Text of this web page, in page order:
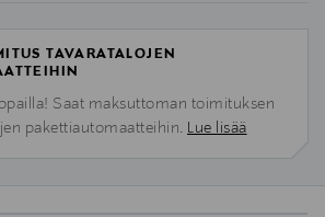
TAVARATALOJEN
Saat maksuttoman toimituksen
pakettiautomaatteihin. Lue lisää